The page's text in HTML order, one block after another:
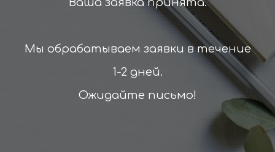
Ваша заявка принята.
Мы обрабатываем заявки в течение
1-2 дней.
Ожидайте письмо!